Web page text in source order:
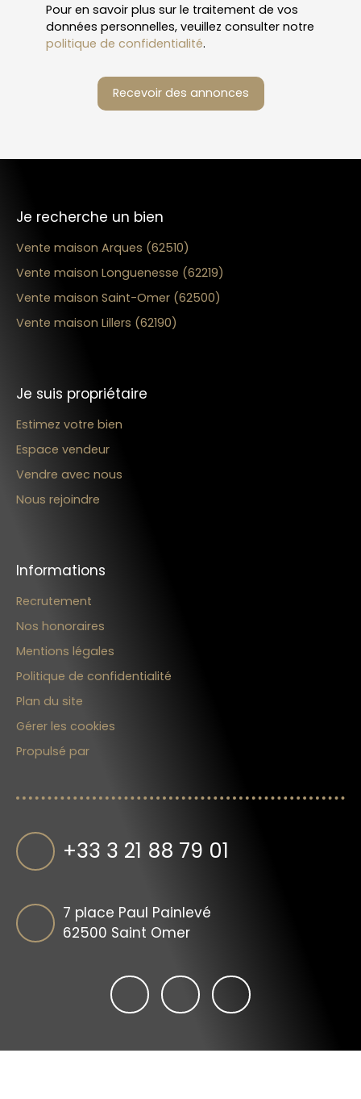
Pour en savoir plus sur le traitement de vos
données personnelles, veuillez consulter notre
politique de confidentialité.
Recevoir des annonces
Je recherche un bien
Vente maison Arques (62510)
Vente maison Longuenesse (62219)
Vente maison Saint-Omer (62500)
Vente maison Lillers (62190)
Je suis propriétaire
Estimez votre bien
Espace vendeur
Vendre avec nous
Nous rejoindre
Informations
Recrutement
Nos honoraires
Mentions légales
Politique de confidentialité
Plan du site
Gérer les cookies
Propulsé par
+33 3 21 88 79 01
7 place Paul Painlevé
62500 Saint Omer